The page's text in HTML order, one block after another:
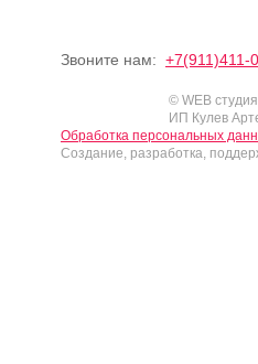
Звоните нам: +7(911)411-
© WEB
ИП Кулев
Обработка персональных
Создание, разработка,